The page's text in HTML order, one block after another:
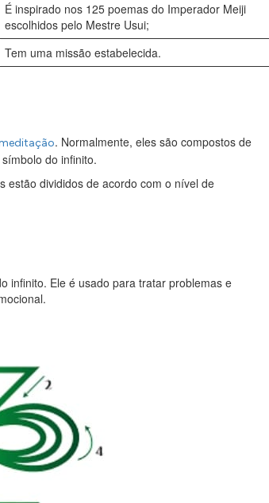
É inspirado nos 125 poemas do Imperador Meiji
escolhidos pelo Mestre Usui;
Tem uma missão estabelecida.
. Normalmente, eles são compostos de
do infinito.
estão divididos de acordo com o nível de
infinito. Ele é usado para tratar problemas e